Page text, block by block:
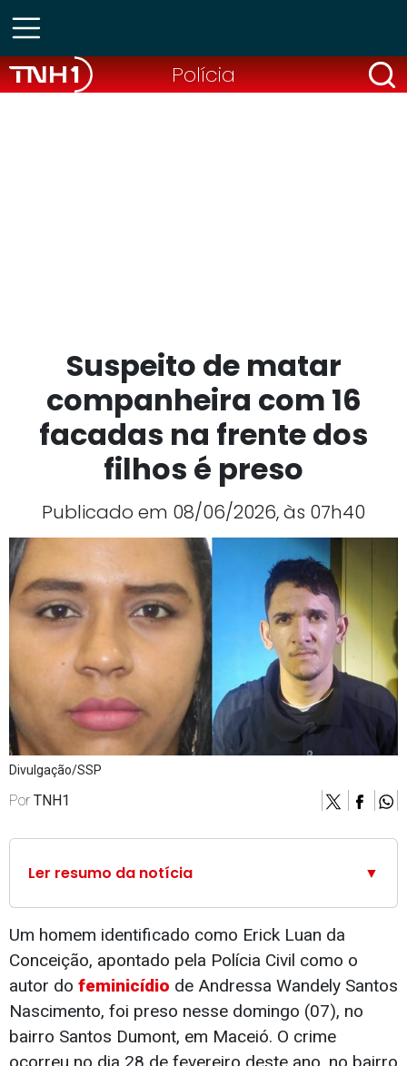
Polícia
Suspeito de matar
companheira com 16
facadas na frente dos
filhos é preso
Publicado em 08/06/2026, às 07h40
Divulgação/SSP
Por TNH1
Ler resumo da notícia ▼
Um homem identificado como Erick Luan da
Conceição, apontado pela Polícia Civil como o
autor do feminicídio de Andressa Wandely Santos
Nascimento, foi preso nesse domingo (07), no
bairro Santos Dumont, em Maceió. O crime